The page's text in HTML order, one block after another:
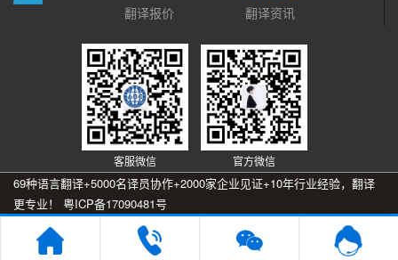

翻译报价
翻译资讯
客服微信 官方微信
69种语言翻译+5000名译员协作+2000家企业见证+10年行业经验，翻译
更专业！ 粤ICP备17090481号